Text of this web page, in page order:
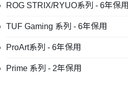
ROG STRIX/RYUO系列 - 6年保用
TUF Gaming 系列 - 6年保用
ProArt系列 - 6年保用
Prime 系列 - 2年保用